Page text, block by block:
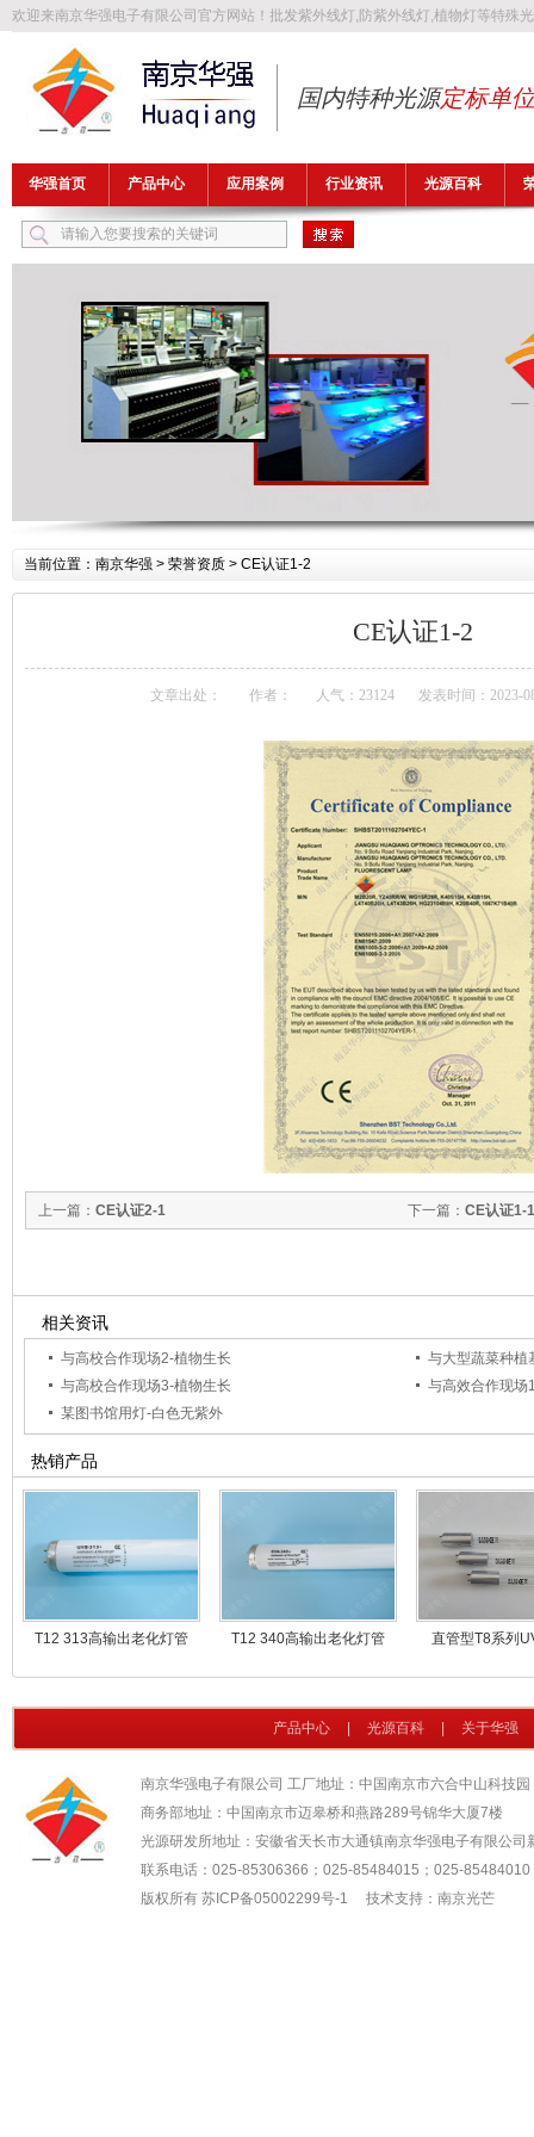
欢迎来南京华强电子有限公司官方网站！批发紫外线灯, 防紫外线灯,植物灯等特殊
国内特种光源定标单位
华强首页 产品中心 应用案例 行业资讯 光源百科
FLB1149T5UV32A-H1，H-FLB1700T5UV32A-H2
当前位置： 南京华强 > 荣誉资质 > CE认证1-2
CE认证1-2
文章出处： 作者： 人气：23124 发表时间：2023-
上一篇： CE认证2-1 下一篇： CE认证1-1
相关资讯
与高校合作现场2-植物生长
与大型蔬菜种植
与高校合作现场3-植物生长
与高效合作现场
某图书馆用灯-白色无紫外
热销产品
T12 313高输出老化灯管 T12 340高输出老化灯管 直管型T8系列
产品中心 | 光源百科 | 关于华强
南京华强电子有限公司 工厂地址：中国南京市六合中山科技园
商务部地址：中国南京市迈皋桥和燕路289号锦华大厦7楼
光源研发所地址：安徽省天长市大通镇南京华强电子有限公司
联系电话：025-85306366；025-85484015；025-
版权所有 苏ICP备05002299号-1 技术支持：南京光芒